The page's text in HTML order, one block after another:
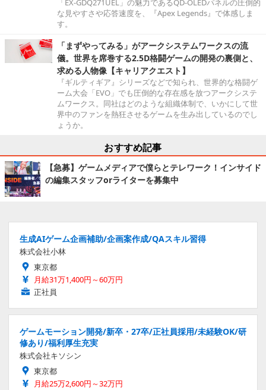
「EX-GDQ271UEL」の魅力であるQD-OLEDパネルの圧倒的
な見やすさや応答速度を、『Apex Legends』で体感しま
す。
「まずやってみる」がアークシステムワークスの流
儀。世界を席巻する2.5D格闘ゲームの開発の裏側と、
求める人物像【キャリアクエスト】
『ギルティギア』シリーズなどで知られ、世界的な格闘ゲ
ーム大会「EVO」でも圧倒的な存在感を放つアークシステ
ムワークス。同社はどのような組織体制で、いかにして世
界中のファンを熱狂させるゲームを生み出しているのでし
ょうか。
おすすめ記事
【急募】ゲームメディアで僕らとテレワーク！インサイド
の編集スタッフorライターを募集中
生成AIゲーム企画補助/企画案作成/QAスキル習得
株式会社小林
東京都
月給31万1,400円～60万円
正社員
ゲームモーション開発/新卒・27卒/正社員採用/未経験OK/研
修あり/福利厚生充実
株式会社キソシン
東京都
月給25万2,600円～32万円